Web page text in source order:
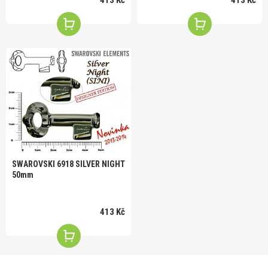
SWAROVSKI 6918 SILVER NIGHT
50mm
413 Kč